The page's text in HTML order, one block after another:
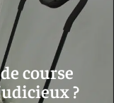
course
?